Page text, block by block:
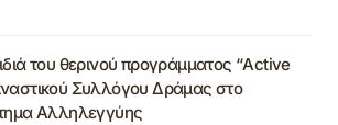
του θερινού προγράμματος “Active
Συλλόγου Δράμας στο
Αλληλεγγύης